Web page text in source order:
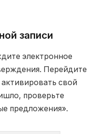
записи
электронное
Перейдите
свой
проверьте
предложения».